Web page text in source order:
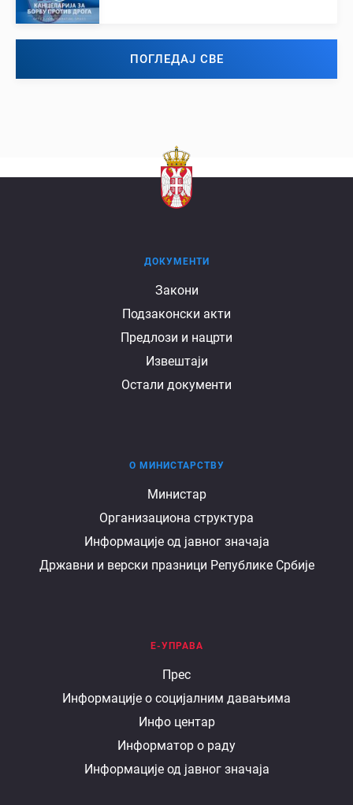
ПОГЛЕДАЈ СВЕ
ДОКУМЕНТИ
Закони
Подзаконски акти
Предлози и нацрти
Извештаји
Остали документи
министарству
О МИНИСТАРСТВУ
Министар
Организациона структура
Информације од јавног значаја
Државни и верски празници Републике Србије
Е-УПРАВА
Прес
Информације о социјалним давањима
Инфо центар
Информатор о раду
Информације од јавног значаја